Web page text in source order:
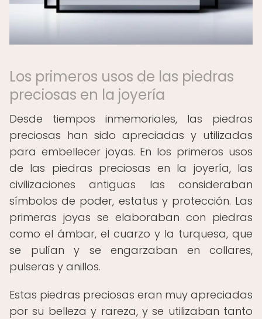
Los primeros usos de las piedras
preciosas en la joyería
Desde tiempos inmemoriales, las piedras
preciosas han sido apreciadas y utilizadas
para embellecer joyas. En los primeros usos
de las piedras preciosas en la joyería, las
civilizaciones antiguas las consideraban
símbolos de poder, estatus y protección. Las
primeras joyas se elaboraban con piedras
como el ámbar, el cuarzo y la turquesa, que
se pulían y se engarzaban en collares,
pulseras y anillos.
Estas piedras preciosas eran muy apreciadas
por su belleza y rareza, y se utilizaban tanto